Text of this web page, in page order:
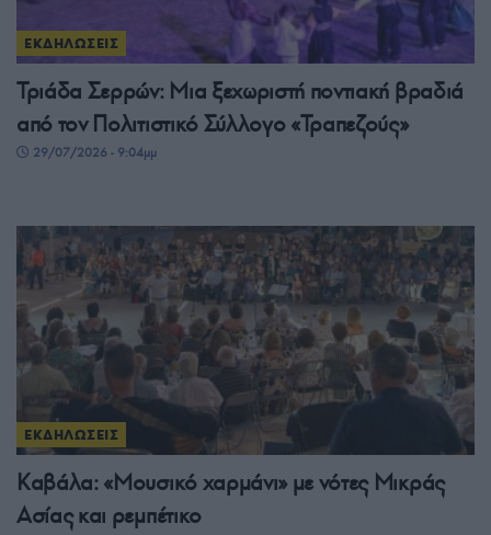
ΕΚΔΗΛΩΣΕΙΣ
Τριάδα Σερρών: Μια ξεχωριστή ποντιακή βραδιά
από τον Πολιτιστικό Σύλλογο «Τραπεζούς»
29/07/2026 - 9:04μμ
ΕΚΔΗΛΩΣΕΙΣ
Καβάλα: «Μουσικό χαρμάνι» με νότες Μικράς
Ασίας και ρεμπέτικο